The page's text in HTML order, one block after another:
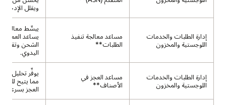
ويقلل الإدخال
إدارة الطلبات والخدمات
اللوجستية والمخزون
مساعد معالجة تنفيذ
الطلبات**
يبسِّط معالجة
يساعد
الشحن وتقليل
اليدوي.
إدارة الطلبات والخدمات
اللوجستية والمخزون
مساعد العجز في
الأصناف**
يوفِّر تحليل
مما يتيح
العجز بسرعة.